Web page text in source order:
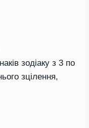
зодіаку з 3 по
зцілення,